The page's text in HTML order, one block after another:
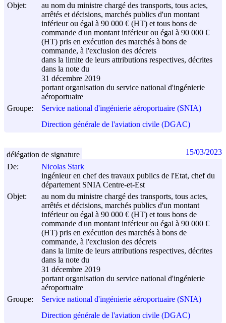
Objet:
au nom du ministre chargé des transports, tous actes,
arrêtés et décisions, marchés publics d'un montant
inférieur ou égal à 90 000 € (HT) et tous bons de
commande d'un montant inférieur ou égal à 90 000 €
(HT) pris en exécution des marchés à bons de
commande, à l'exclusion des décrets
dans la limite de leurs attributions respectives, décrites
dans la note du
31 décembre 2019
portant organisation du service national d'ingénierie
aéroportuaire
Groupe:
Service national d'ingénierie aéroportuaire (SNIA)
Direction générale de l'aviation civile (DGAC)
De:
Nicolas Stark
ingénieur en chef des travaux publics de l'Etat, chef du
département SNIA Centre-et-Est
Objet:
au nom du ministre chargé des transports, tous actes,
arrêtés et décisions, marchés publics d'un montant
inférieur ou égal à 90 000 € (HT) et tous bons de
commande d'un montant inférieur ou égal à 90 000 €
(HT) pris en exécution des marchés à bons de
commande, à l'exclusion des décrets
dans la limite de leurs attributions respectives, décrites
dans la note du
31 décembre 2019
portant organisation du service national d'ingénierie
aéroportuaire
Groupe:
Service national d'ingénierie aéroportuaire (SNIA)
Direction générale de l'aviation civile (DGAC)
délégation de signature 15/03/2023